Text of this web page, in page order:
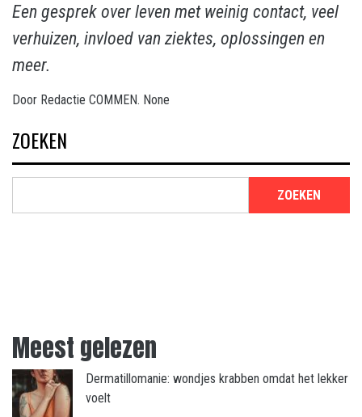
Een gesprek over leven met weinig contact, veel
verhuizen, invloed van ziektes, oplossingen en
meer.
Door Redactie COMMEN. None
ZOEKEN
ZOEKEN
Meest gelezen
Dermatillomanie: wondjes krabben omdat het lekker
voelt